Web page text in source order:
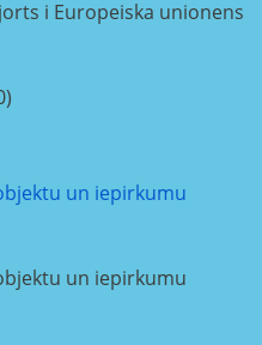
i Europeiska unionens
un iepirkumu
un iepirkumu